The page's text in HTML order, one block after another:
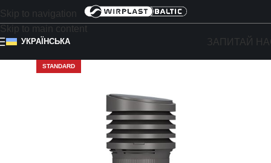
Skip to navigation
Skip to main content
УКРАЇНСЬКА ЗАПИТАЙ
STANDARD